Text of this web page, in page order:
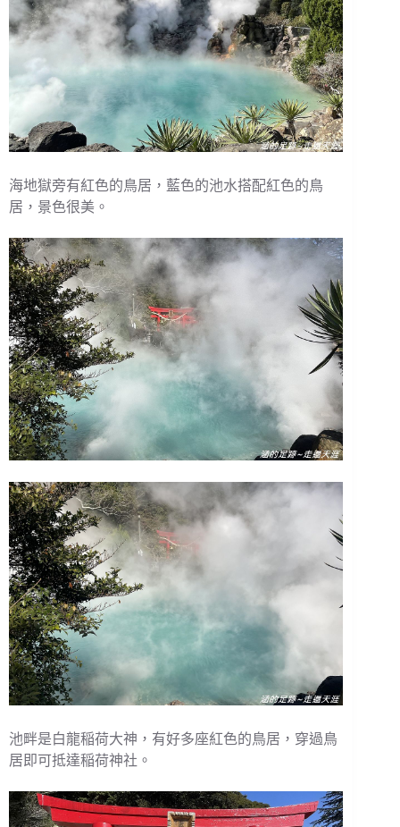
海地獄旁有紅色的鳥居，藍色的池水搭配紅色的鳥
居，景色很美。
池畔是白龍稲荷大神，有好多座紅色的鳥居，穿過鳥
居即可抵達稲荷神社。